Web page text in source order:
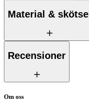
Material & skötsel
Recensioner
Om oss